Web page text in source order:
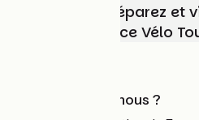
Choisissez, préparez et
vélo avec France Vélo
Qui sommes-nous ?